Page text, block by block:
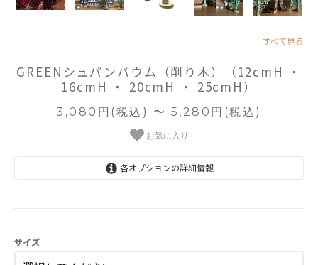
すべて見る
GREENシュパンバウム（削り木）（12cmH ・
16cmH ・ 20cmH ・ 25cmH）
3,080円(税込) 〜 5,280円(税込)
お気に入り
各オプションの詳細情報
サイズ